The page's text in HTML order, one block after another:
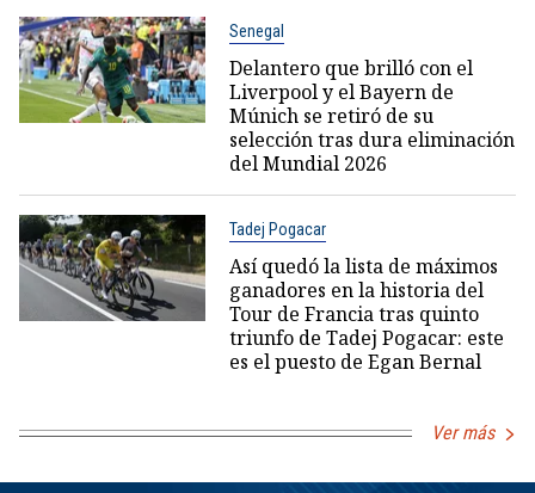
Senegal
Delantero que brilló con el
Liverpool y el Bayern de
Múnich se retiró de su
selección tras dura eliminación
del Mundial 2026
Tadej Pogacar
Así quedó la lista de máximos
ganadores en la historia del
Tour de Francia tras quinto
triunfo de Tadej Pogacar: este
es el puesto de Egan Bernal
Ver más